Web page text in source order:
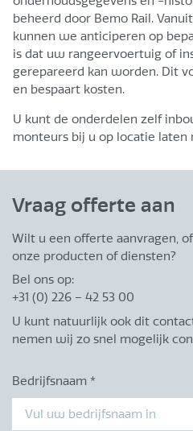
beheerd door Bemo Rail.
kunnen we anticiperen op
is dat uw rangeervoertuig of
gerepareerd kan worden. Dit
en bespaart kosten.
U kunt de onderdelen zelf
monteurs bij u op locatie laten
Vraag offerte aan
Wilt u een offerte aanvragen,
onze producten of diensten?
Bel ons op:
+31 (0) 226 – 42 53 00
U kunt natuurlijk ook dit
nemen wij zo snel mogelijk
Bedrijfsnaam *